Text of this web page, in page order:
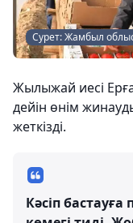
Сурет: Жамбыл
Жылыжай иесі
дейін өнім
жеткізді.
Кәсіп